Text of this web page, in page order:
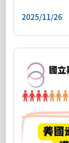
2025/11/26